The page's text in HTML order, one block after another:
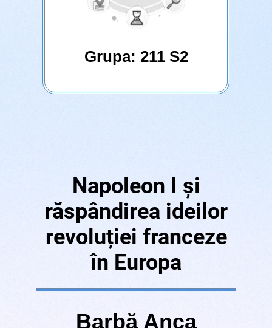
Grupa: 211 S2
Napoleon I și
răspândirea ideilor
revoluției franceze
în Europa
Barbă Anca